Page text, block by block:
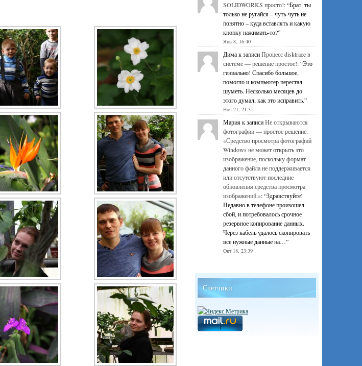
SOLIDWORKS просто!: “Брат, ты
только не ругайся – чуть-чуть не
понятно – куда вставлять и какую
кнопку нажимать-то?”
Янв 8, 16:40
Димак записиПроцесс disktrace в
системе — решение простое!: “Это
гениально! Спасибо большое,
помогло и компьютер перестал
шуметь. Несколько месяцев до
этого думал, как это исправить.”
Ноя 21, 21:31
Марияк записиНе открываются
фотографии — простое решение.
«Средство просмотра фотографий
Windows не может открыть это
изображение, поскольку формат
данного файла не поддерживается
или отсутствуют последние
обновления средства просмотра
изображений.»: “Здравствуйте!
Недавно в телефоне произошел
сбой, и потребовалось срочное
резервное копирование данных.
Через кабель удалось скопировать
все нужные данные на…”
Окт 18, 23:39
Счетчики